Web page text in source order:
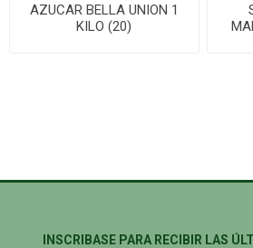
AZUCAR BELLA UNION 1
KILO (20)
INSCRIBASE PARA RECIBIR LAS